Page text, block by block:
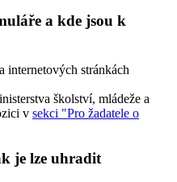
a kde jsou k
internetových stránkách
školství, mládeže a
v sekci "Pro žadatele o
je lze uhradit